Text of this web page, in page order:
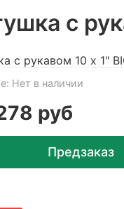
Нет в наличии
с
руб
Предзаказ
с рукавом 10 x 1"